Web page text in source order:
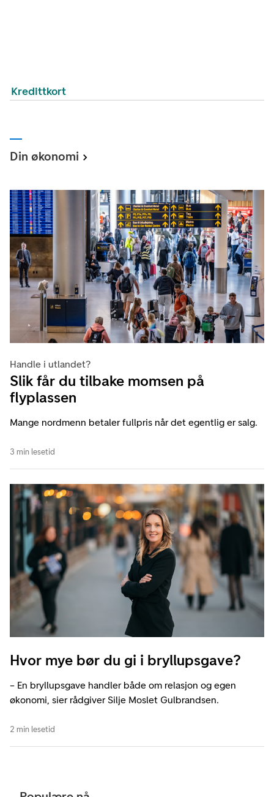
Kredittkort
Din økonomi
Handle i utlandet?
Slik får du tilbake momsen på
flyplassen
Mange nordmenn betaler fullpris når det egentlig er salg.
3 min lesetid
Hvor mye bør du gi i bryllupsgave?
– En bryllupsgave handler både om relasjon og egen
økonomi, sier rådgiver Silje Moslet Gulbrandsen.
2 min lesetid